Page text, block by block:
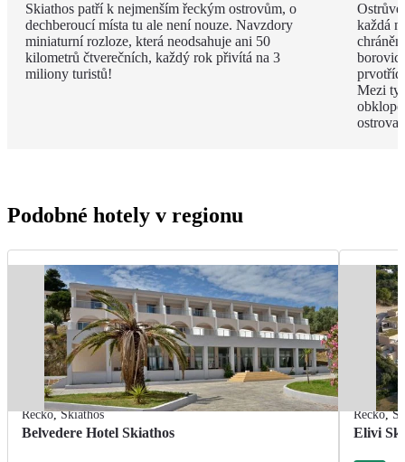
Skiathos patří k nejmenším řeckým ostrovům, o
dechberoucí místa tu ale není nouze. Navzdory
miniaturní rozloze, která neodsahuje ani 50
kilometrů čtverečních, každý rok přivítá na 3
miliony turistů!
každá
Mezi ty
ostrova.
Podobné hotely v regionu
Řecko,Skiathos
Belvedere Hotel Skiathos
Řecko,
Elivi